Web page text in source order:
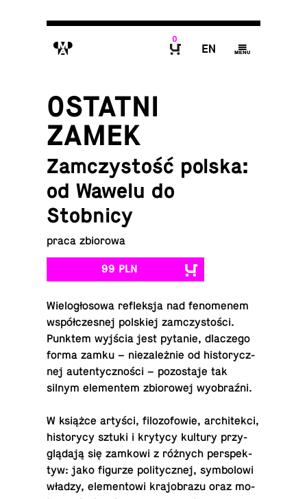
M
0
E g
OSTATNI
ZAMEK
Zamczystość polska:
od Wawelu do
Stobnicy
praca zbiorowa
99 PLN
Wie­lo­gło­so­wa re­flek­sja nad fe­no­me­nem
współ­cze­snej pol­skiej za­mczy­sto­ści.
Punktem wyjścia jest pytanie, dla­cze­go
forma zamku – nie­za­leż­nie od hi­sto­rycz­
nej au­ten­tycz­no­ści – po­zo­sta­je tak
silnym ele­men­tem zbio­ro­wej wyobraźni.
W książce artyści, fi­lo­zo­fo­wie, ar­chi­tek­ci,
hi­sto­ry­cy sztuki i krytycy kultury przy­
glą­da­ją się zamkowi z różnych per­spek­
tyw: jako figurze po­li­tycz­nej, sym­bo­lo­wi
władzy, ele­men­to­wi kra­jo­bra­zu oraz mo­